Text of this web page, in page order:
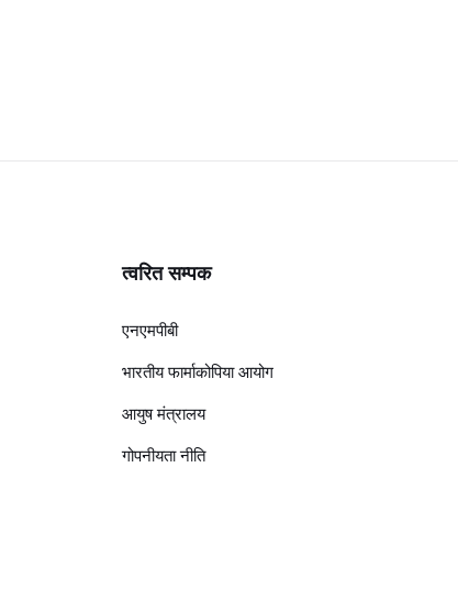
त्वरित सम्पक
एनएमपीबी
भारतीय फार्माकोपिया आयोग
आयुष मंत्रालय
गोपनीयता नीति